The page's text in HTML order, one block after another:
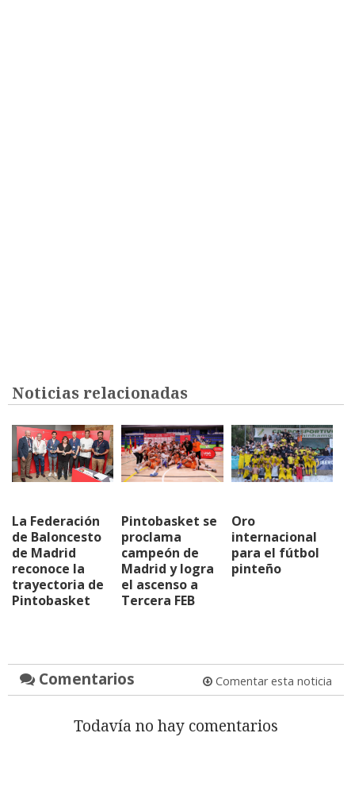
Noticias relacionadas
La Federación
de Baloncesto
de Madrid
reconoce la
trayectoria de
Pintobasket
Pintobasket se
proclama
campeón de
Madrid y logra
el ascenso a
Tercera FEB
Oro
internacional
para el fútbol
pinteño
Comentarios Comentar esta noticia
Todavía no hay comentarios